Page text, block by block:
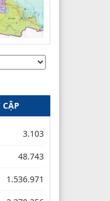
CẬP
3.103
48.743
1.536.971